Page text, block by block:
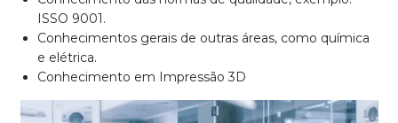
ISSO 9001.
Conhecimentos gerais de outras áreas, como química
e elétrica.
Conhecimento em Impressão 3D